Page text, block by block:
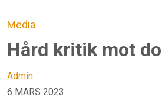
Media
Hård kritik mot
Admin
6 MARS 2023